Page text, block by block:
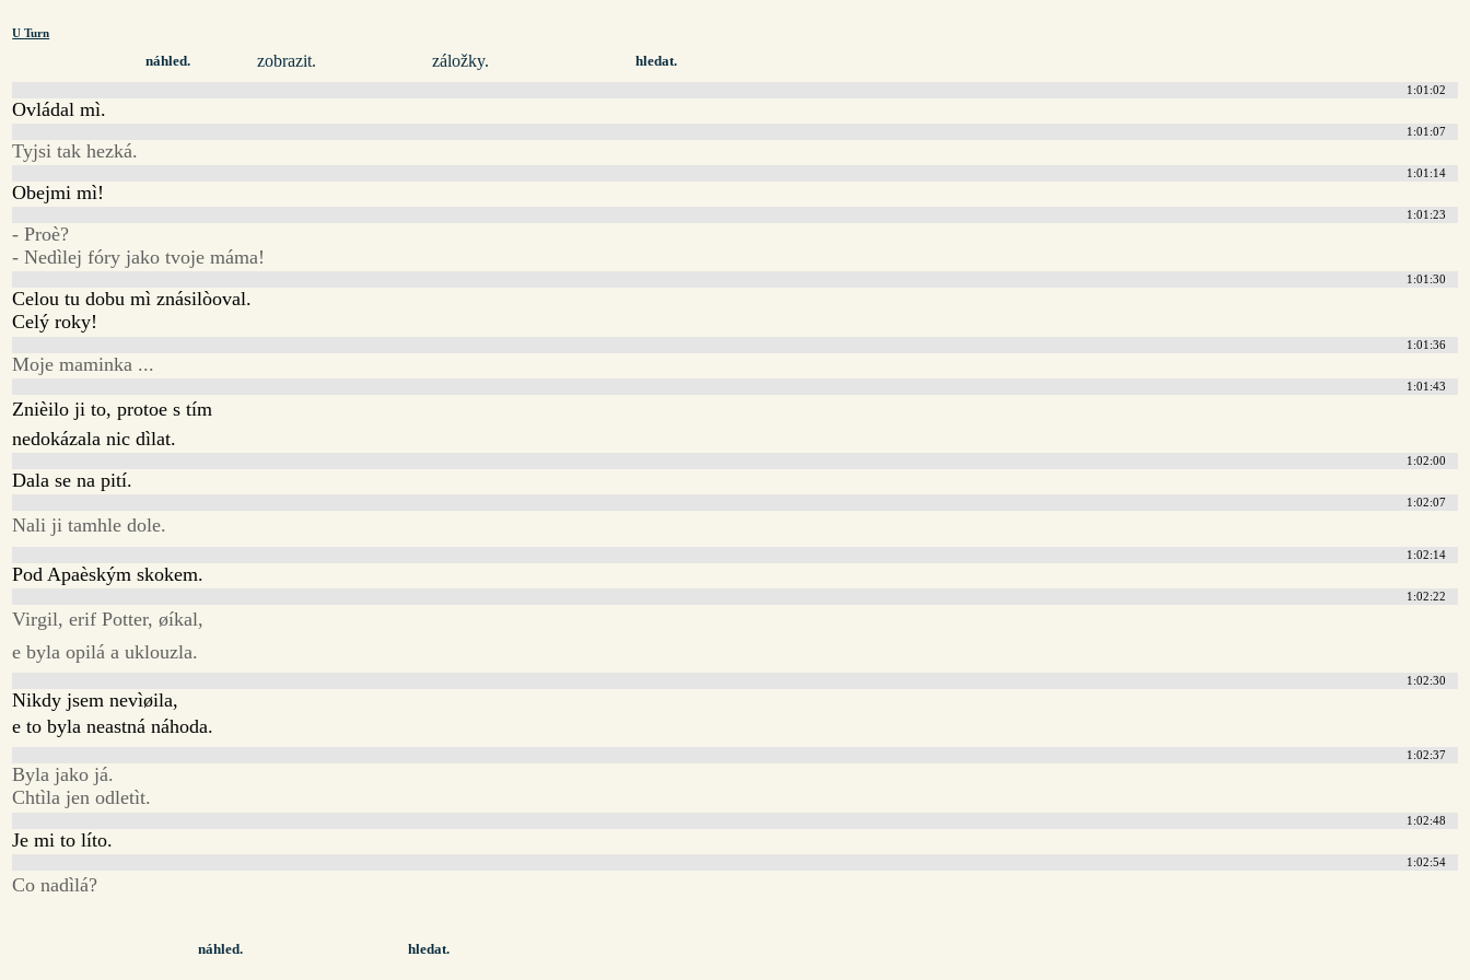
U Turn
náhled. zobrazit. záložky. hledat.
1:01:02
Ovládal mì.
1:01:07
Tyjsi tak hezká.
1:01:14
Obejmi mì!
1:01:23
- Proè?
- Nedìlej fóry jako tvoje máma!
1:01:30
Celou tu dobu mì znásilòoval.
Celý roky!
1:01:36
Moje maminka ...
1:01:43
Znièilo ji to, protoe s tím
nedokázala nic dìlat.
1:02:00
Dala se na pití.
1:02:07
Nali ji tamhle dole.
1:02:14
Pod Apaèským skokem.
1:02:22
Virgil, erif Potter, øíkal,
e byla opilá a uklouzla.
1:02:30
Nikdy jsem nevìøila,
e to byla neastná náhoda.
1:02:37
Byla jako já.
Chtìla jen odletìt.
1:02:48
Je mi to líto.
1:02:54
Co nadìlá?
náhled. hledat.